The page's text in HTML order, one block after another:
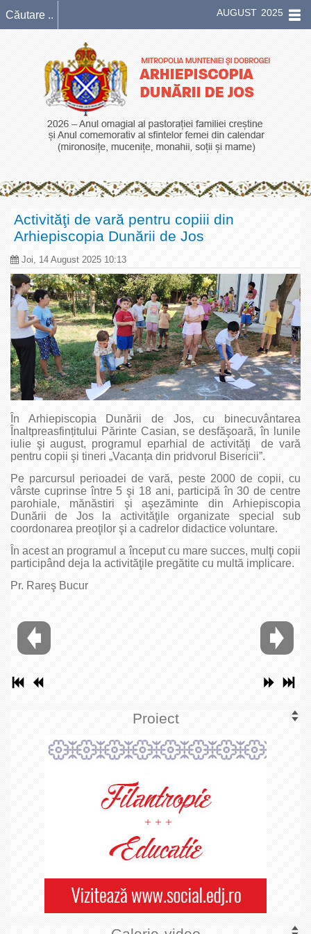
AUGUST 2025
Activităţi de vară pentru copiii din
Arhiepiscopia Dunării de Jos
Joi, 14 August 2025 10:13
În Arhiepiscopia Dunării de Jos, cu binecuvântarea
Înaltpreasfințitului Părinte Casian, se desfăşoară, în lunile
iulie şi august, programul eparhial de activităţi de vară
pentru copii şi tineri „Vacanța din pridvorul Bisericii”.
Pe parcursul perioadei de vară, peste 2000 de copii, cu
vârste cuprinse între 5 şi 18 ani, participă în 30 de centre
parohiale, mănăstiri şi aşezăminte din Arhiepiscopia
Dunării de Jos la activităţile organizate special sub
coordonarea preoţilor şi a cadrelor didactice voluntare.
În acest an programul a început cu mare succes, mulţi copii
participând deja la activităţile pregătite cu multă implicare.
Pr. Rareş Bucur
Proiect